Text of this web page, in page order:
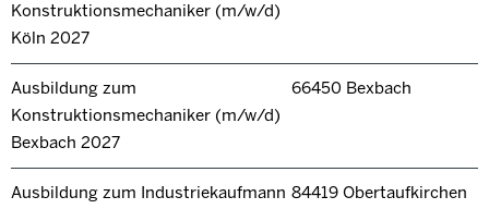
Konstruktionsmechaniker (m/w/d)
Köln 2027
Ausbildung zum
Konstruktionsmechaniker (m/w/d)
Bexbach 2027
66450 Bexbach
Ausbildung zum Industriekaufmann 84419 Obertaufkirchen